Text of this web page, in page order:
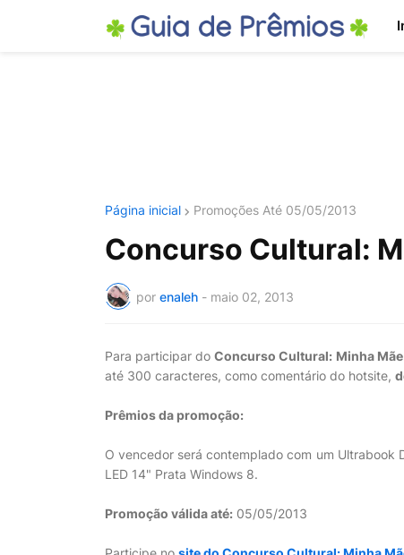
Página inicial Promoções Até 05/05/2013
Concurso Cultural:
por enaleh - maio 02, 2013
Para participar doConcurso Cultural: Minha Mãe
até 300 caracteres, como comentário do hotsite,
Prêmios da promoção:
O vencedor será contemplado com um Ultrabook
LED 14" Prata Windows 8.
Promoção válida até: 05/05/2013